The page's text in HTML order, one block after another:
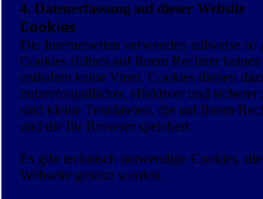
4. Datenerfassung auf dieser Website
Cookies
Die Internetseiten verwenden teilweise so
Cookies richten auf Ihrem Rechner
enthalten keine Viren. Cookies dienen
nutzerfreundlicher, effektiver und sicherer
sind kleine Textdateien, die auf Ihrem
und die Ihr Browser speichert.
Es gibt technisch notwendige Cookies,
Webseite gesetzt werden.